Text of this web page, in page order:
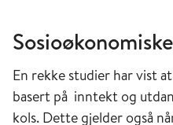
En rekke studier har vist
basert på inntekt og
kols. Dette gjelder også